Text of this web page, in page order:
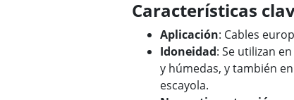
Características
Aplicación: Cables
Idoneidad: Se utilizan
y húmedas, y también
escayola.